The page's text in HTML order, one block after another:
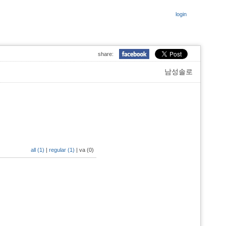
login
share:
남성솔로
all (1) | regular (1) | va (0)